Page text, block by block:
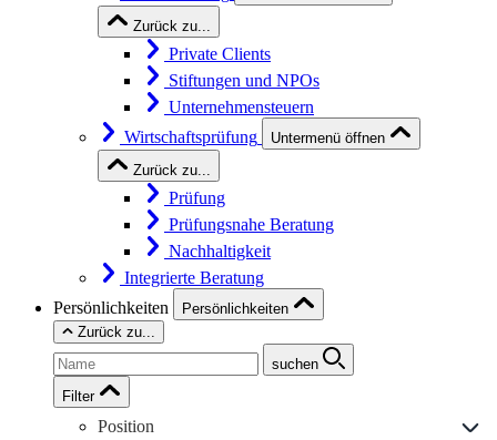
Zurück zu...
Private Clients
Stiftungen und NPOs
Unternehmensteuern
Wirtschaftsprüfung
Untermenü öffnen
Zurück zu...
Prüfung
Prüfungsnahe Beratung
Nachhaltigkeit
Integrierte Beratung
Persönlichkeiten
Persönlichkeiten
Zurück zu...
suchen
Filter
Position